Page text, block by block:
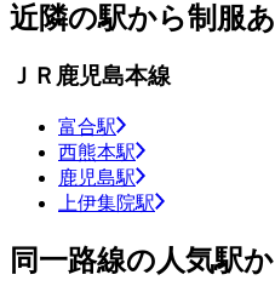
近隣の駅から制服
ＪＲ鹿児島本線
富合駅
西熊本駅
鹿児島駅
上伊集院駅
同一路線の人気駅